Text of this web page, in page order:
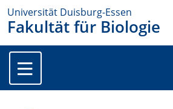
Universität Duisburg-Essen
Fakultät für Biologie